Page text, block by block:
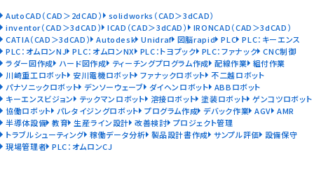
AutoCAD（CAD＞2dCAD）
solidworks（CAD＞3dCAD）
inventor（CAD＞3dCAD） ICAD（CAD＞3dCAD）
IRONCAD（CAD＞3dCAD）
CATIA（CAD＞3dCAD） Autodesk Unidraf 図脳rapid PLC PLC：キーエンス
PLC：オムロンNJ PLC：オムロンNX PLC：トヨプック PLC：ファナック CNC制御
ラダー図作成
ハード図作成 ティーチングプログラム作成 配線作業 組付作業
川崎重工ロボット 安川電機ロボット ファナックロボット 不二越ロボット
パナソニックロボット デンソーウェーブ ダイヘンロボット ABBロボット
キーエンスビジョン
テックマンロボット 溶接ロボット 塗装ロボット ゲンコツロボット
協働ロボット
パレタイジングロボット プログラム作成 デバック作業 AGV AMR
半導体設備 教育 生産ライン設計 改善検討 プロジェクト管理
トラブルシューティング 稼働データ分析 製品設計書作成 サンプル評価 設備保守
現場管理者 PLC：オムロンCJ